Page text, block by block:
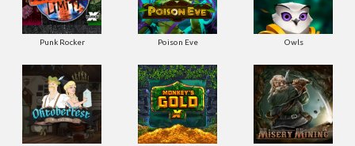
Punk Rocker Poison Eve Owls